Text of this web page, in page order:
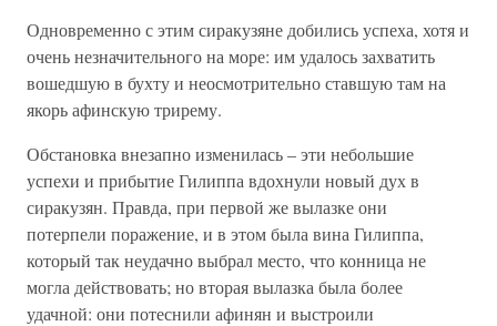
Одновременно с этим сиракузяне добились успеха, хотя и
очень незначительного на море: им удалось захватить
вошедшую в бухту и неосмотрительно ставшую там на
якорь афинскую трирему.
Обстановка внезапно изменилась – эти небольшие
успехи и прибытие Гилиппа вдохнули новый дух в
сиракузян. Правда, при первой же вылазке они
потерпели поражение, и в этом была вина Гилиппа,
который так неудачно выбрал место, что конница не
могла действовать; но вторая вылазка была более
удачной: они потеснили афинян и выстроили